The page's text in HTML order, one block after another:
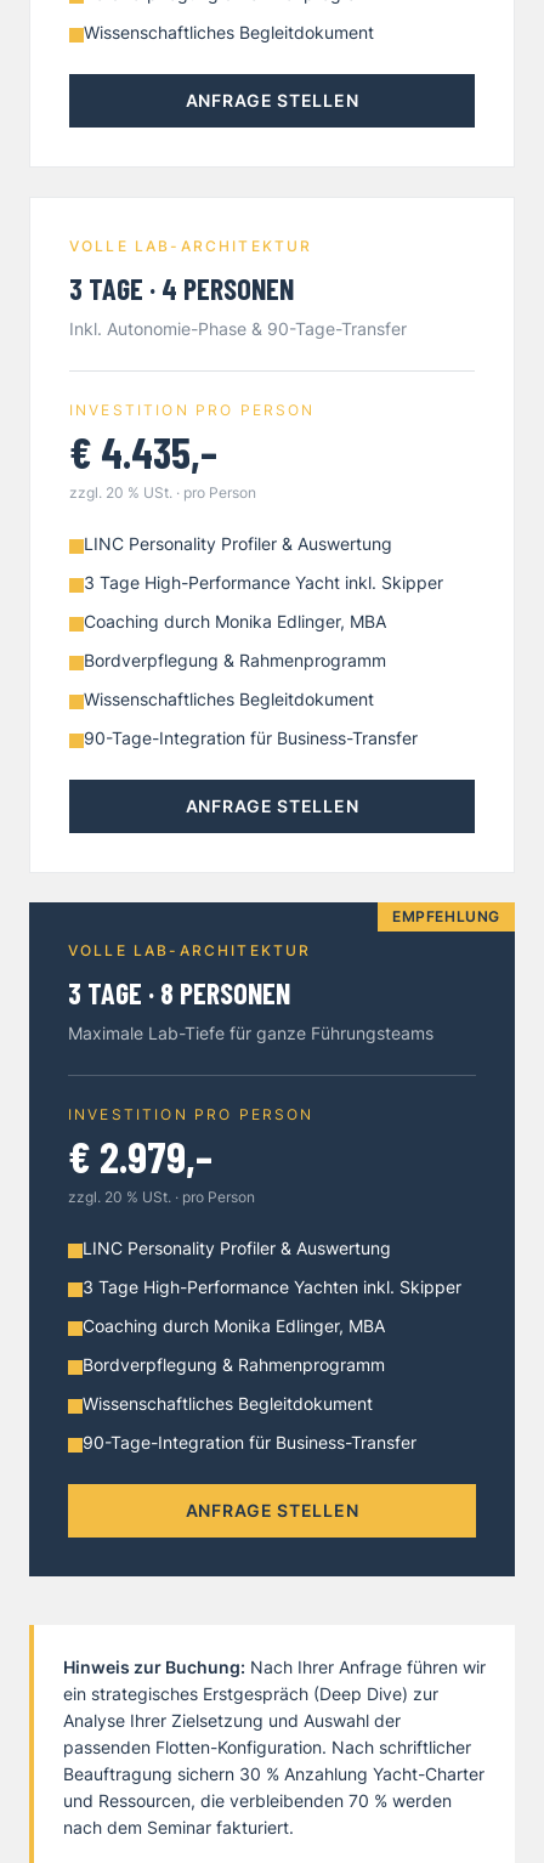
Wissenschaftliches Begleitdokument
ANFRAGE STELLEN
VOLLE LAB-ARCHITEKTUR
3 TAGE · 4 PERSONEN
Inkl. Autonomie-Phase & 90-Tage-Transfer
INVESTITION PRO PERSON
€ 4.435,–
zzgl. 20 % USt. · pro Person
LINC Personality Profiler & Auswertung
3 Tage High-Performance Yacht inkl. Skipper
Coaching durch Monika Edlinger, MBA
Bordverpflegung & Rahmenprogramm
Wissenschaftliches Begleitdokument
90-Tage-Integration für Business-Transfer
ANFRAGE STELLEN
EMPFEHLUNG
VOLLE LAB-ARCHITEKTUR
3 TAGE · 8 PERSONEN
Maximale Lab-Tiefe für ganze Führungsteams
INVESTITION PRO PERSON
€ 2.979,–
zzgl. 20 % USt. · pro Person
LINC Personality Profiler & Auswertung
3 Tage High-Performance Yachten inkl. Skipper
Coaching durch Monika Edlinger, MBA
Bordverpflegung & Rahmenprogramm
Wissenschaftliches Begleitdokument
90-Tage-Integration für Business-Transfer
ANFRAGE STELLEN
Hinweis zur Buchung: Nach Ihrer Anfrage führen wir
ein strategisches Erstgespräch (Deep Dive) zur
Analyse Ihrer Zielsetzung und Auswahl der
passenden Flotten-Konfiguration. Nach schriftlicher
Beauftragung sichern 30 % Anzahlung Yacht-Charter
und Ressourcen, die verbleibenden 70 % werden
nach dem Seminar fakturiert.